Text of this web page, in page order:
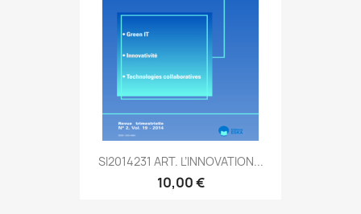
SI2014231 ART. L’INNOVATION...
10,00 €